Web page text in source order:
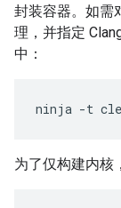
封装容器。如需
理，并指定
中：
为了仅构建内核